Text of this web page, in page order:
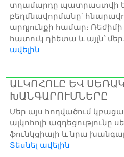
տղամարդը պատրաստվի
բեղմնավորմանը՝
արդյունքի համար։
հատուկ դիետա և այլն՝
ավելին
ԱԼԿՈՀՈԼԸ ԵՎ
ԽԱՆԳԱՐՈՒՄՆԵՐԸ
Մեր այս հոդվածում
ալկոհոլի ազդեցությունը
ֆունկցիայի և նրա
Տեսնել ավելին